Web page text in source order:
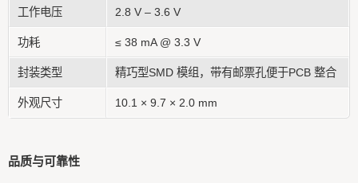
工作电压 2.8 V – 3.6 V
功耗 ≤ 38 mA @ 3.3 V
封装类型 精巧型SMD 模组，带有邮票孔便于PCB 整合
外观尺寸 10.1 × 9.7 × 2.0 mm
品质与可靠性